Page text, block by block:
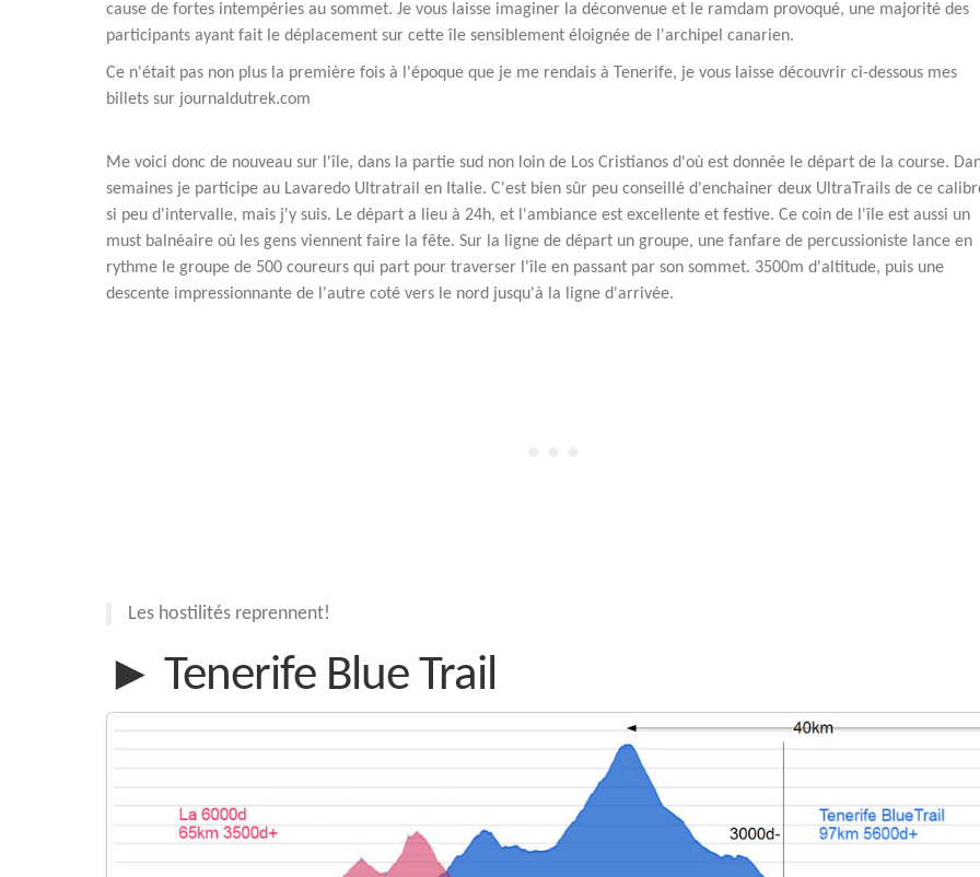
cause de fortes intempéries au sommet. Je vous laisse imaginer la déconvenue et le ramdam provoqué, une majorité des
participants ayant fait le déplacement sur cette île sensiblement éloignée de l'archipel canarien.
Ce n'était pas non plus la première fois à l'époque que je me rendais à Tenerife, je vous laisse découvrir ci-dessous mes
billets sur journaldutrek.com
Me voici donc de nouveau sur l'île, dans la partie sud non loin de Los Cristianos d'où est donnée le départ de la course.
semaines je participe au Lavaredo Ultratrail en Italie. C'est bien sûr peu conseillé d'enchainer deux UltraTrails de ce
si peu d'intervalle, mais j'y suis. Le départ a lieu à 24h, et l'ambiance est excellente et festive. Ce coin de l'île est aussi un
must balnéaire où les gens viennent faire la fête. Sur la ligne de départ un groupe, une fanfare de percussioniste lance en
rythme le groupe de 500 coureurs qui part pour traverser l'île en passant par son sommet. 3500m d'altitude, puis une
descente impressionnante de l'autre coté vers le nord jusqu'à la ligne d'arrivée.
Les hostilités reprennent!
► Tenerife Blue Trail